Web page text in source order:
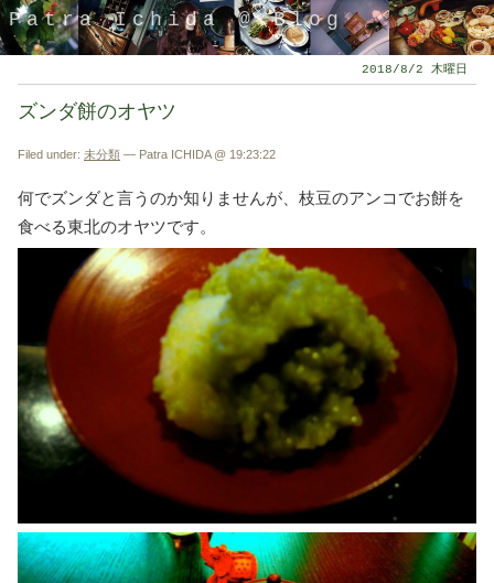
Patra Ichida @ Blog
引退したスタイリストの隠居ブログ
2018/8/2 木曜日
ズンダ餅のオヤツ
Filed under: 未分類 — Patra ICHIDA @ 19:23:22
何でズンダと言うのか知りませんが、枝豆のアンコでお餅を
食べる東北のオヤツです。